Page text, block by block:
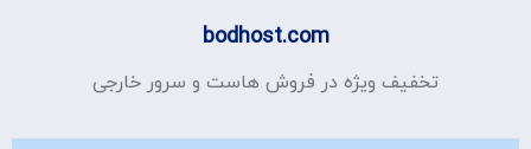
bodhost.com
تخفیف ویژه در فروش هاست و سرور خارجی